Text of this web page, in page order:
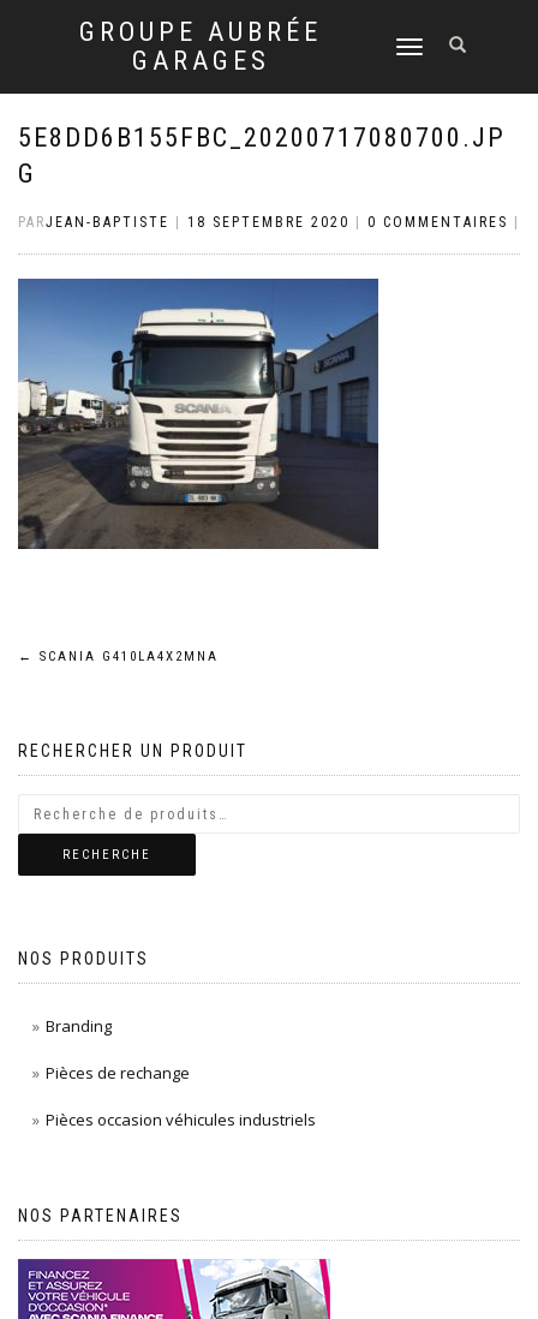
GROUPE AUBRÉE
GARAGES
DÉPLIER
NAVIGATION
5E8DD6B155FBC_20200717080700.JP
G
PARJEAN-BAPTISTE 18 SEPTEMBRE 2020 0 COMMENTAIRES
Navigation
l’article
← SCANIA G410LA4X2MNA
RECHERCHER UN PRODUIT
RECHERCHE
NOS PRODUITS
Branding
Pièces de rechange
Pièces occasion véhicules industriels
NOS PARTENAIRES